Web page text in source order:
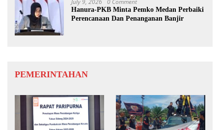
July 9, 2026 0 Comment
Hanura-PKB Minta Pemko Medan Perbaiki
Perencanaan Dan Penanganan Banjir
PEMERINTAHAN